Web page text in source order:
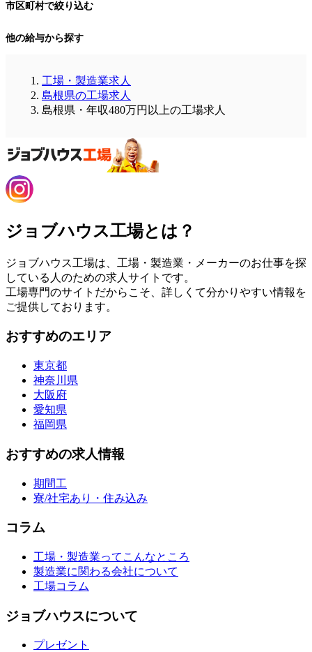
市区町村で絞り込む
他の給与から探す
工場・製造業求人
島根県の工場求人
島根県・年収480万円以上の工場求人
ジョブハウス工場とは？
ジョブハウス工場は、工場・製造業・メーカーのお仕事を探
している人のための求人サイトです。
工場専門のサイトだからこそ、詳しくて分かりやすい情報を
ご提供しております。
おすすめのエリア
東京都
神奈川県
大阪府
愛知県
福岡県
おすすめの求人情報
期間工
寮/社宅あり・住み込み
コラム
工場・製造業ってこんなところ
製造業に関わる会社について
工場コラム
ジョブハウスについて
プレゼント